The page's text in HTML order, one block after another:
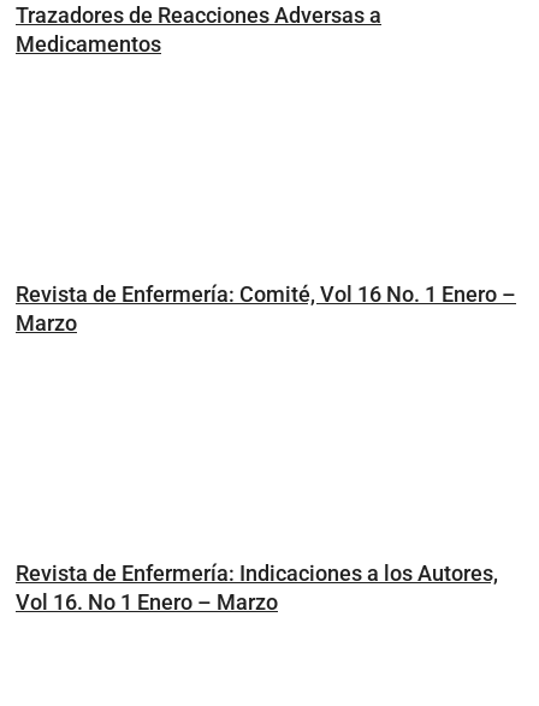
Trazadores de Reacciones Adversas a
Medicamentos
Revista de Enfermería: Comité, Vol 16 No. 1 Enero –
Marzo
Revista de Enfermería: Indicaciones a los Autores,
Vol 16. No 1 Enero – Marzo